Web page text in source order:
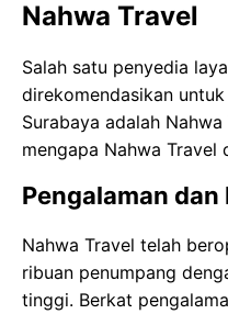
Nahwa Travel
Salah satu penyedia
direkomendasikan
Surabaya adalah
mengapa Nahwa Travel
Pengalaman
Nahwa Travel telah
ribuan penumpang
tinggi. Berkat